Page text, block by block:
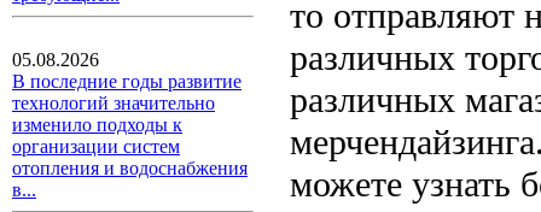
05.08.2026
В последние годы развитие
технологий значительно
изменило подходы к
организации систем
отопления и водоснабжения
в...
то отправляют
различных
различных
можете узнать